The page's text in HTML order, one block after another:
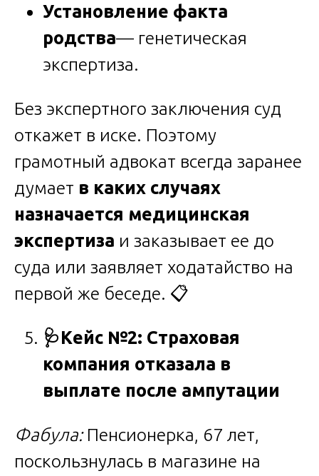
Установление факта
родства— генетическая
экспертиза.
Без экспертного заключения суд
откажет в иске. Поэтому
грамотный адвокат всегда заранее
думает в каких случаях
назначается медицинская
экспертиза и заказывает ее до
суда или заявляет ходатайство на
первой же беседе. 📋
🩺Кейс №2: Страховая
компания отказала в
выплате после ампутации
Фабула:Пенсионерка, 67 лет,
поскользнулась в магазине на